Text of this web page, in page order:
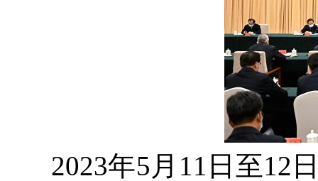
2023年5月11日至12